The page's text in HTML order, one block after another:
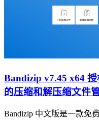
Bandizip v7.45 x64
的压缩和解压缩文件
Bandizip 中文版是一款免